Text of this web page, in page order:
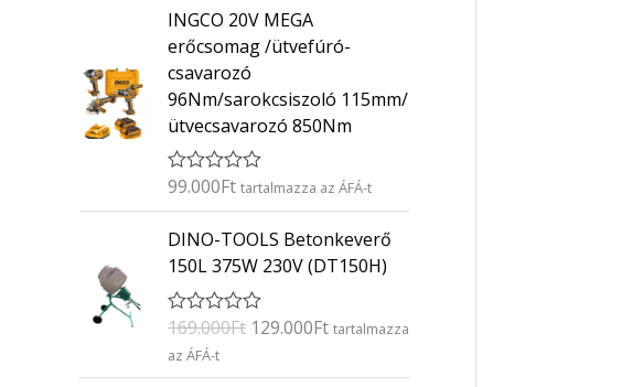
é
e
l
é
s
:
/
5
INGCO 20V MEGA
erőcsomag /ütvefúró-
csavarozó
96Nm/sarokcsiszoló 115mm/
ütvecsavarozó 850Nm
É
é
k
e
é
s
0
/
99.000Ft tartalmazza az ÁFÁ-t
DINO-TOOLS Betonkeverő
150L 375W 230V (DT150H)
É
t
é
169.000Ft
O
r
g
129.000Ft
C
u
etartalmazza
az ÁFÁ-t